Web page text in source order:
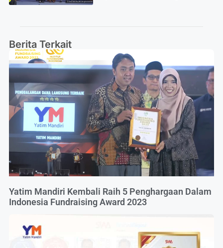
Berita Terkait
Yatim Mandiri Kembali Raih 5 Penghargaan Dalam
Indonesia Fundraising Award 2023